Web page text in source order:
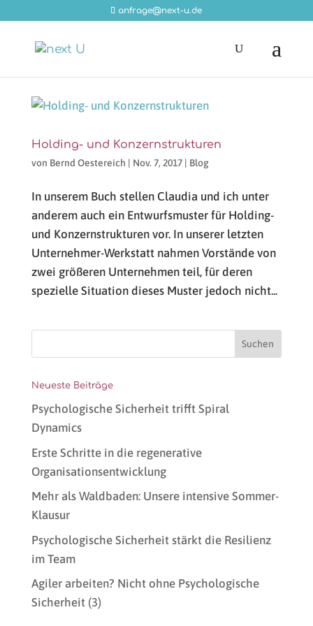
anfrage@next-u.de
Holding- und Konzernstrukturen
von Bernd Oestereich | Nov. 7, 2017| Blog
In unserem Buch stellen Claudia und ich unter
anderem auch ein Entwurfsmuster für Holding-
und Konzernstrukturen vor. In unserer letzten
Unternehmer-Werkstatt nahmen Vorstände von
zwei größeren Unternehmen teil, für deren
spezielle Situation dieses Muster jedoch nicht...
Neueste Beiträge
Psychologische Sicherheit trifft Spiral
Dynamics
Erste Schritte in die regenerative
Organisationsentwicklung
Mehr als Waldbaden: Unsere intensive Sommer-
Klausur
Psychologische Sicherheit stärkt die Resilienz
im Team
Agiler arbeiten? Nicht ohne Psychologische
Sicherheit (3)